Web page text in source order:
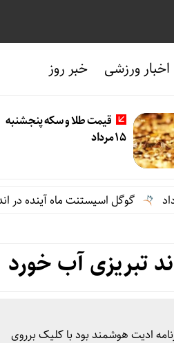
اخبار ورزشی خبر روز
قیمت طلا و سکه پنجشنبه
۱۵ مرداد
اسیستنت ماه آینده در اندروید
ادیت هوشمند بود با کلیک برروی